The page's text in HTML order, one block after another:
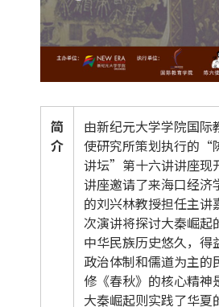
简
介
由新纪元大学学院国际
使研究所策划执行的“
讲坛”第十六讲讲座现
讲座邀请了来海口经济
的刘兴林教授担任主讲
次演讲将探讨大秦崛起
中华民族历史悠久，得
政治体制和儒道为主的
修《春秋》的核心精
大秦崛起则实践了华